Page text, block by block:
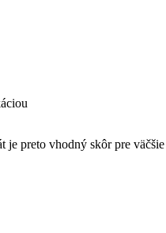
preto vhodný skôr pre